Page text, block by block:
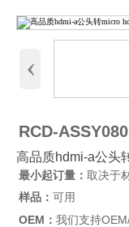
‹
RCD-
高品质hdmi-a公头
最小起订量： 取决于
样品： 可用
OEM： 我们支持